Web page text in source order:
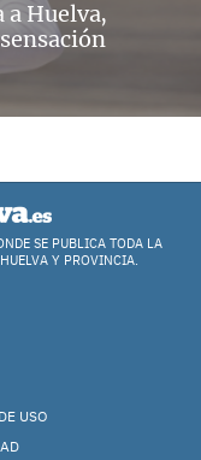
a Huelva,
SE PUBLICA TODA LA
Y PROVINCIA.
USO